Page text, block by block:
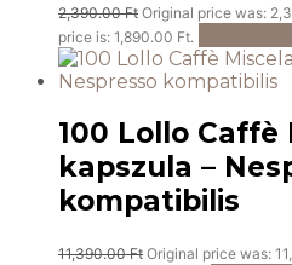
2,390.00Ft Original price was:
price is: 1,890.00 Ft.
100 Lollo Caffè
kapszula –
kompatibilis
11,390.00Ft Original price was: